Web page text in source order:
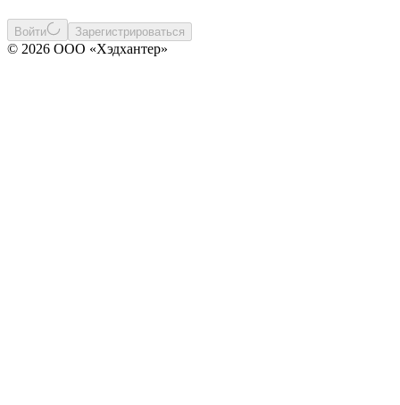
Войти Зарегистрироваться
© 2026 ООО «Хэдхантер»